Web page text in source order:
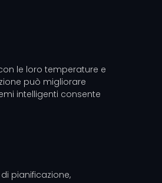
le loro temperature e
può migliorare
intelligenti consente
pianificazione,